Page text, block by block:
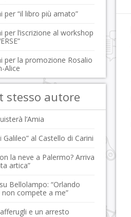
per “il libro più amato”
per l’iscrizione al workshop
per la promozione Rosalio
Alice
stesso autore
l’Amia
Galileo” al Castello di Carini
la neve a Palermo? Arriva
artica”
Bellolampo: “Orlando
compete a me”
e un arresto